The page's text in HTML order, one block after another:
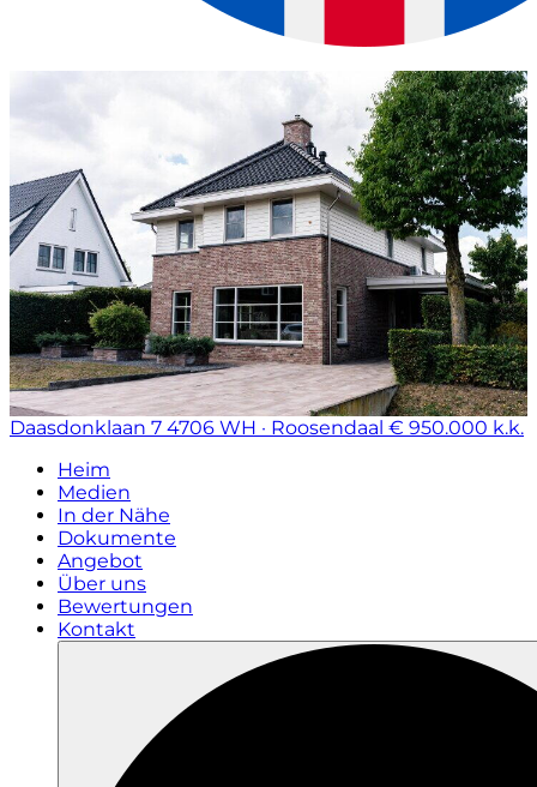
Daasdonklaan 7 4706 WH · Roosendaal € 950.000 k.k.
Heim
Medien
In der Nähe
Dokumente
Angebot
Über uns
Bewertungen
Kontakt